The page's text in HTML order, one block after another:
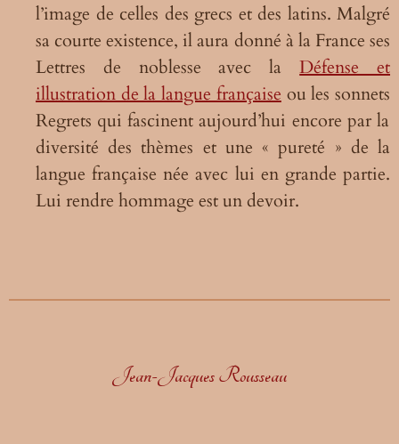
l’image de celles des grecs et des latins. Malgré
sa courte existence, il aura donné à la France ses
Lettres de noblesse avec la
Défense et
illustration de la langue française ou les sonnets
Regrets qui fascinent aujourd’hui encore par la
diversité des thèmes et une « pureté » de la
langue française née avec lui en grande partie.
Lui rendre hommage est un devoir.
Jean-Jacques Rousseau